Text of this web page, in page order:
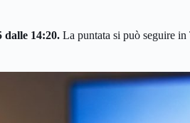
dalle 14:20. La puntata si può seguire